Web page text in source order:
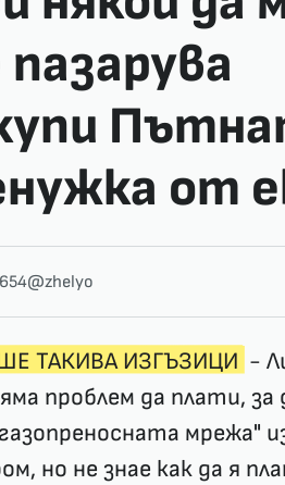
от
@zhelyo
ТАКИВА ИЗГЪЗИЦИ -
проблем да плати, за
мрежа"
но не знае как да я